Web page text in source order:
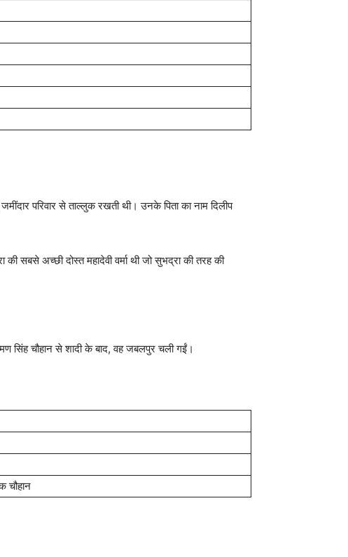
परिवार से ताल्लुक रखती थी। उनके पिता का नाम दिलीप
सबसे अच्छी दोस्त महादेवी वर्मा थी जो सुभद्रा की तरह की
सिंह चौहान से शादी के बाद, वह जबलपुर चली गईं।
चौहान